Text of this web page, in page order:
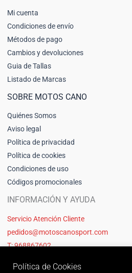
Mi cuenta
Condiciones de envío
Métodos de pago
Cambios y devoluciones
Guia de Tallas
Listado de Marcas
SOBRE MOTOS CANO
Quiénes Somos
Aviso legal
Política de privacidad
Política de cookies
Condiciones de uso
Códigos promocionales
INFORMACIÓN Y AYUDA
Servicio Atención Cliente
pedidos@motoscanosport.com
T: 968867602
Política de Cookies